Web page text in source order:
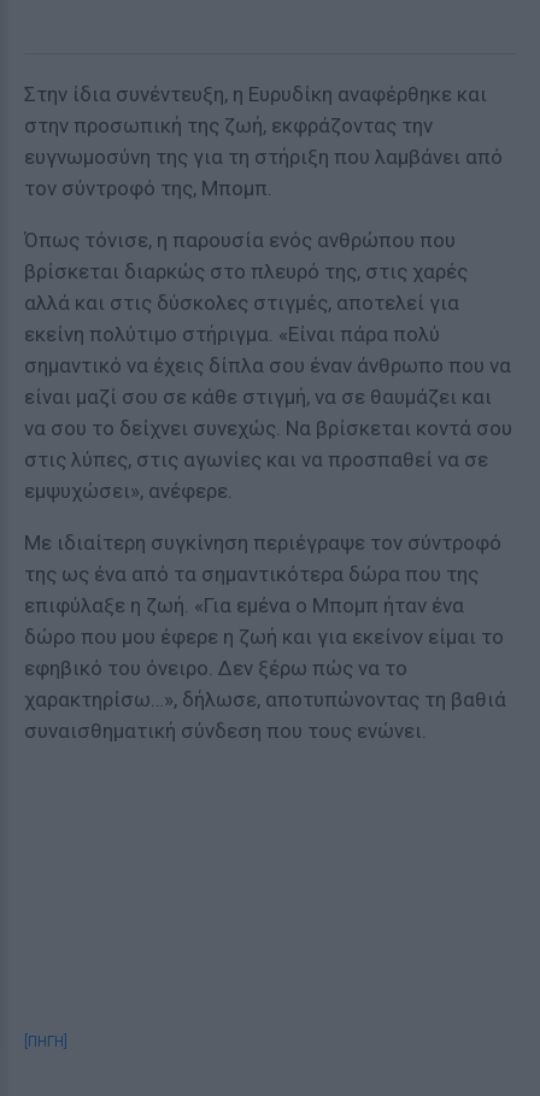
Στην ίδια συνέντευξη, η Ευρυδίκη αναφέρθηκε και
στην προσωπική της ζωή, εκφράζοντας την
ευγνωμοσύνη της για τη στήριξη που λαμβάνει από
τον σύντροφό της, Μπομπ.
Όπως τόνισε, η παρουσία ενός ανθρώπου που
βρίσκεται διαρκώς στο πλευρό της, στις χαρές
αλλά και στις δύσκολες στιγμές, αποτελεί για
εκείνη πολύτιμο στήριγμα. «Είναι πάρα πολύ
σημαντικό να έχεις δίπλα σου έναν άνθρωπο που να
είναι μαζί σου σε κάθε στιγμή, να σε θαυμάζει και
να σου το δείχνει συνεχώς. Να βρίσκεται κοντά σου
στις λύπες, στις αγωνίες και να προσπαθεί να σε
εμψυχώσει», ανέφερε.
Με ιδιαίτερη συγκίνηση περιέγραψε τον σύντροφό
της ως ένα από τα σημαντικότερα δώρα που της
επιφύλαξε η ζωή. «Για εμένα ο Μπομπ ήταν ένα
δώρο που μου έφερε η ζωή και για εκείνον είμαι το
εφηβικό του όνειρο. Δεν ξέρω πώς να το
χαρακτηρίσω…», δήλωσε, αποτυπώνοντας τη βαθιά
συναισθηματική σύνδεση που τους ενώνει.
[ΠΗΓΗ]